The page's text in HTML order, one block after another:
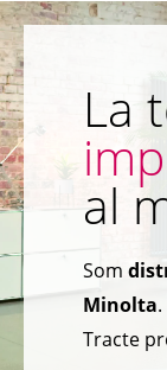
La
al
Som
Minolta.
Tracte